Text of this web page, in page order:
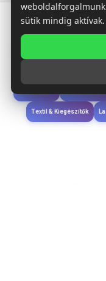
Textil & Kiegészítők
weboldalforgalmunk
sütik mindig aktívak.